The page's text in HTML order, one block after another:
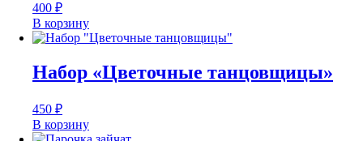
400 ₽
В корзину
Набор «Цветочные танцовщицы»
450 ₽
В корзину